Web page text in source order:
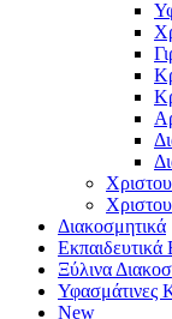
Διακοσμητικά
Εκπαιδευτικά
Ξύλινα
Υφασμάτινες
New